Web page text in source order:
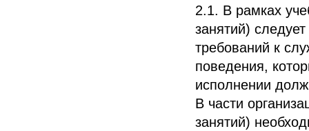
2.1. В рамках
занятий)
требований к
поведения,
исполнении
В части
занятий)